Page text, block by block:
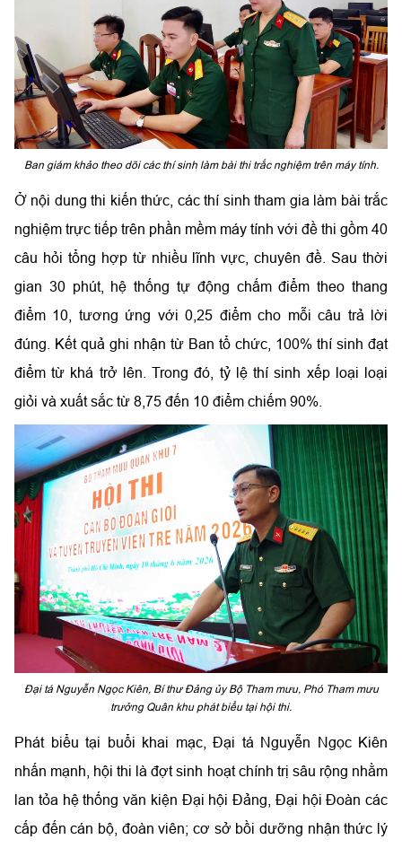
Ban giám khảo theo dõi các thí sinh làm bài thi trắc nghiệm trên máy tính.
Ở nội dung thi kiến thức, các thí sinh tham gia làm bài trắc
nghiệm trực tiếp trên phần mềm máy tính với đề thi gồm 40
câu hỏi tổng hợp từ nhiều lĩnh vực, chuyên đề. Sau thời
gian 30 phút, hệ thống tự động chấm điểm theo thang
điểm 10, tương ứng với 0,25 điểm cho mỗi câu trả lời
đúng. Kết quả ghi nhận từ Ban tổ chức, 100% thí sinh đạt
điểm từ khá trở lên. Trong đó, tỷ lệ thí sinh xếp loại loại
giỏi và xuất sắc từ 8,75 đến 10 điểm chiếm 90%.
Đại tá Nguyễn Ngọc Kiên, Bí thư Đảng ủy Bộ Tham mưu, Phó Tham mưu
trưởng Quân khu phát biểu tại hội thi.
Phát biểu tại buổi khai mạc, Đại tá Nguyễn Ngọc Kiên
nhấn mạnh, hội thi là đợt sinh hoạt chính trị sâu rộng nhằm
lan tỏa hệ thống văn kiện Đại hội Đảng, Đại hội Đoàn các
cấp đến cán bộ, đoàn viên; cơ sở bồi dưỡng nhận thức lý